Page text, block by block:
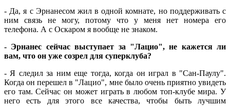
- Да, я с Эрнанесом жил в одной комнате, но поддерживать с
ним связь не могу, потому что у меня нет номера его
телефона. А с Оскаром я вообще не знаком.
- Эрнанес сейчас выступает за "Лацио", не кажется ли
вам, что он уже созрел для суперклуба?
- Я следил за ним еще тогда, когда он играл в "Сан-Паулу".
Когда он перешел в "Лацио", мне было очень приятно увидеть
его там. Сейчас он может играть в любом топ-клубе мира. У
него есть для этого все качества, чтобы быть лучшим